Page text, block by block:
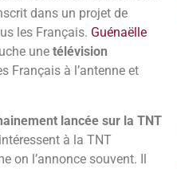
dans un projet de
les Français. Guénaëlle
unetélévision
Français à l’antenne et
lancée sur la TNT
à la TNT
on l’annonce souvent. Il